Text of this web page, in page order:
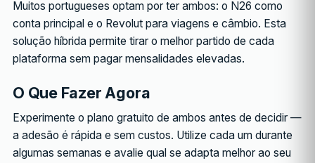
Muitos portugueses optam por ter ambos: o N26 como
conta principal e o Revolut para viagens e câmbio. Esta
solução híbrida permite tirar o melhor partido de cada
plataforma sem pagar mensalidades elevadas.
O Que Fazer Agora
Experimente o plano gratuito de ambos antes de decidir —
a adesão é rápida e sem custos. Utilize cada um durante
algumas semanas e avalie qual se adapta melhor ao seu